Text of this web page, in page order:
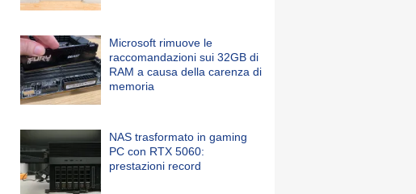
Microsoft rimuove le
raccomandazioni sui 32GB di
RAM a causa della carenza di
memoria
NAS trasformato in gaming
PC con RTX 5060:
prestazioni record